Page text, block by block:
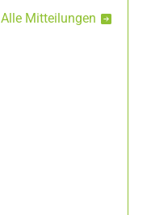
Alle Mitteilungen